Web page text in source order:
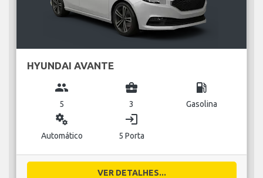
HYUNDAI AVANTE
group
5
business_center
3
local_gas_station
Gasolina
miscellaneous_services
Automático
login
5 Porta
VER DETALHES...